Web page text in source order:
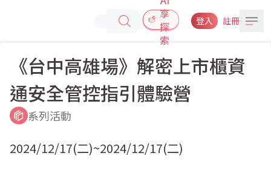
享
探
索
登入 註冊
《台中高雄場》解密上市櫃資
通安全管控指引體驗營
系列活動
2024/12/17(二)~2024/12/17(二)